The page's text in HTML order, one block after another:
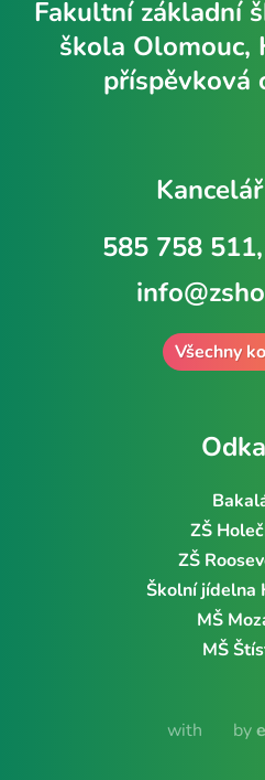
Fakultní základní
škola Olomouc,
příspěvková
585 758
Všechny
ZŠ
ZŠ
Školní jídelna
MŠ
MŠ
with by